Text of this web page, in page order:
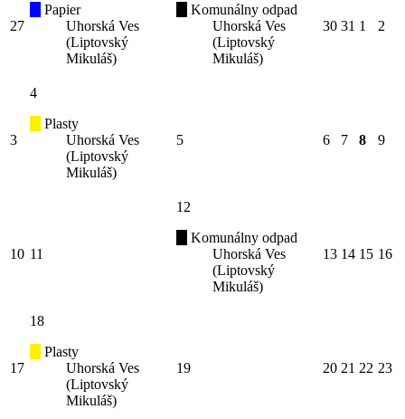
27
Papier
Uhorská Ves
(Liptovský
Mikuláš)
Komunálny odpad
Uhorská Ves
(Liptovský
Mikuláš)
30 31 1 2
3
4
Plasty
Uhorská Ves
(Liptovský
Mikuláš)
5 6 7 8 9
10 11
12
Komunálny odpad
Uhorská Ves
(Liptovský
Mikuláš)
13 14 15 16
17
18
Plasty
Uhorská Ves
(Liptovský
Mikuláš)
19 20 21 22 23